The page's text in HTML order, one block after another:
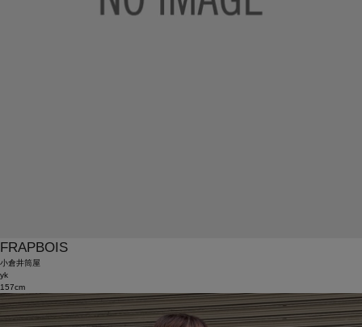
FRAPBOIS
小倉井筒屋
yk
157cm